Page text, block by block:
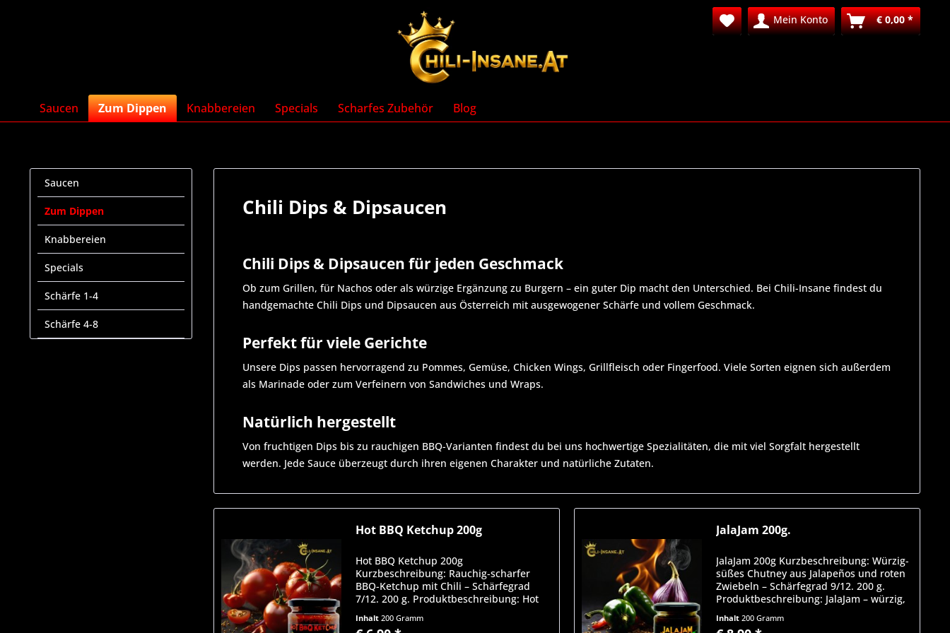
Mein Konto € 0,00 *
Saucen Zum Dippen Knabbereien Specials Scharfes Zubehör Blog
Saucen
Zum Dippen
Knabbereien
Specials
Schärfe 1-4
Schärfe 4-8
Chili Dips & Dipsaucen
Chili Dips & Dipsaucen für jeden Geschmack
Ob zum Grillen, für Nachos oder als würzige Ergänzung zu Burgern – ein guter Dip macht den Unterschied. Bei Chili-Insane findest du
handgemachte Chili Dips und Dipsaucen aus Österreich mit ausgewogener Schärfe und vollem Geschmack.
Perfekt für viele Gerichte
Unsere Dips passen hervorragend zu Pommes, Gemüse, Chicken Wings, Grillfleisch oder Fingerfood. Viele Sorten eignen sich außerdem
als Marinade oder zum Verfeinern von Sandwiches und Wraps.
Natürlich hergestellt
Von fruchtigen Dips bis zu rauchigen BBQ-Varianten findest du bei uns hochwertige Spezialitäten, die mit viel Sorgfalt hergestellt
werden. Jede Sauce überzeugt durch ihren eigenen Charakter und natürliche Zutaten.
Hot BBQ Ketchup 200g
Hot BBQ Ketchup 200g
Kurzbeschreibung: Rauchig-scharfer
BBQ-Ketchup mit Chili – Schärfegrad
7/12. 200 g. Produktbeschreibung: Hot
ordentlich Kick. Dieser Ketchup vereint
Inhalt200 Gramm
JalaJam 200g.
JalaJam 200g Kurzbeschreibung: Würzig-
süßes Chutney aus Jalapeños und roten
Zwiebeln – Schärfegrad 9/12. 200 g.
Produktbeschreibung: JalaJam – würzig,
süßes Chutney aus grünen Jalapeños,
Inhalt200 Gramm